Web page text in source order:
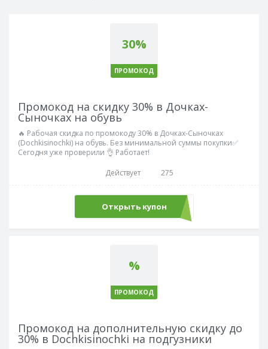
30%
ПРОМОКОД
Промокод на скидку 30% в Дочках-
Сыночках на обувь
🔥 Рабочая скидка по промокоду 30% в Дочках-Сыночках
(Dochkisinochki) на обувь. Без минимальной суммы покупки✅
Сегодня уже проверили 👌 Работает!
Действует
275
Открыть купон DEK6
%
ПРОМОКОД
Промокод на дополнительную скидку до
30% в Dochkisinochki на подгузники